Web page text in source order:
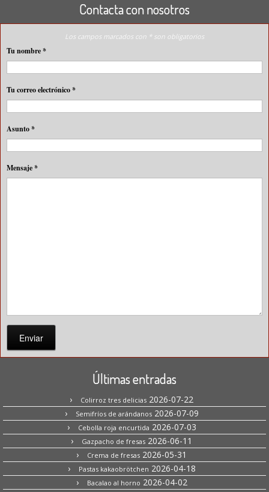
Contacta con nosotros
Los campos marcados con * son obligatorios
Tu nombre*
Tu correo electrónico*
Asunto*
Mensaje*
Enviar
Últimas entradas
Colirroz tres delicias 2026-07-22
Semifríos de arándanos 2026-07-09
Cebolla roja encurtida 2026-07-03
Gazpacho de fresas 2026-06-11
Crema de fresas 2026-05-31
Pastas kakaobrötchen 2026-04-18
Bacalao al horno 2026-04-02